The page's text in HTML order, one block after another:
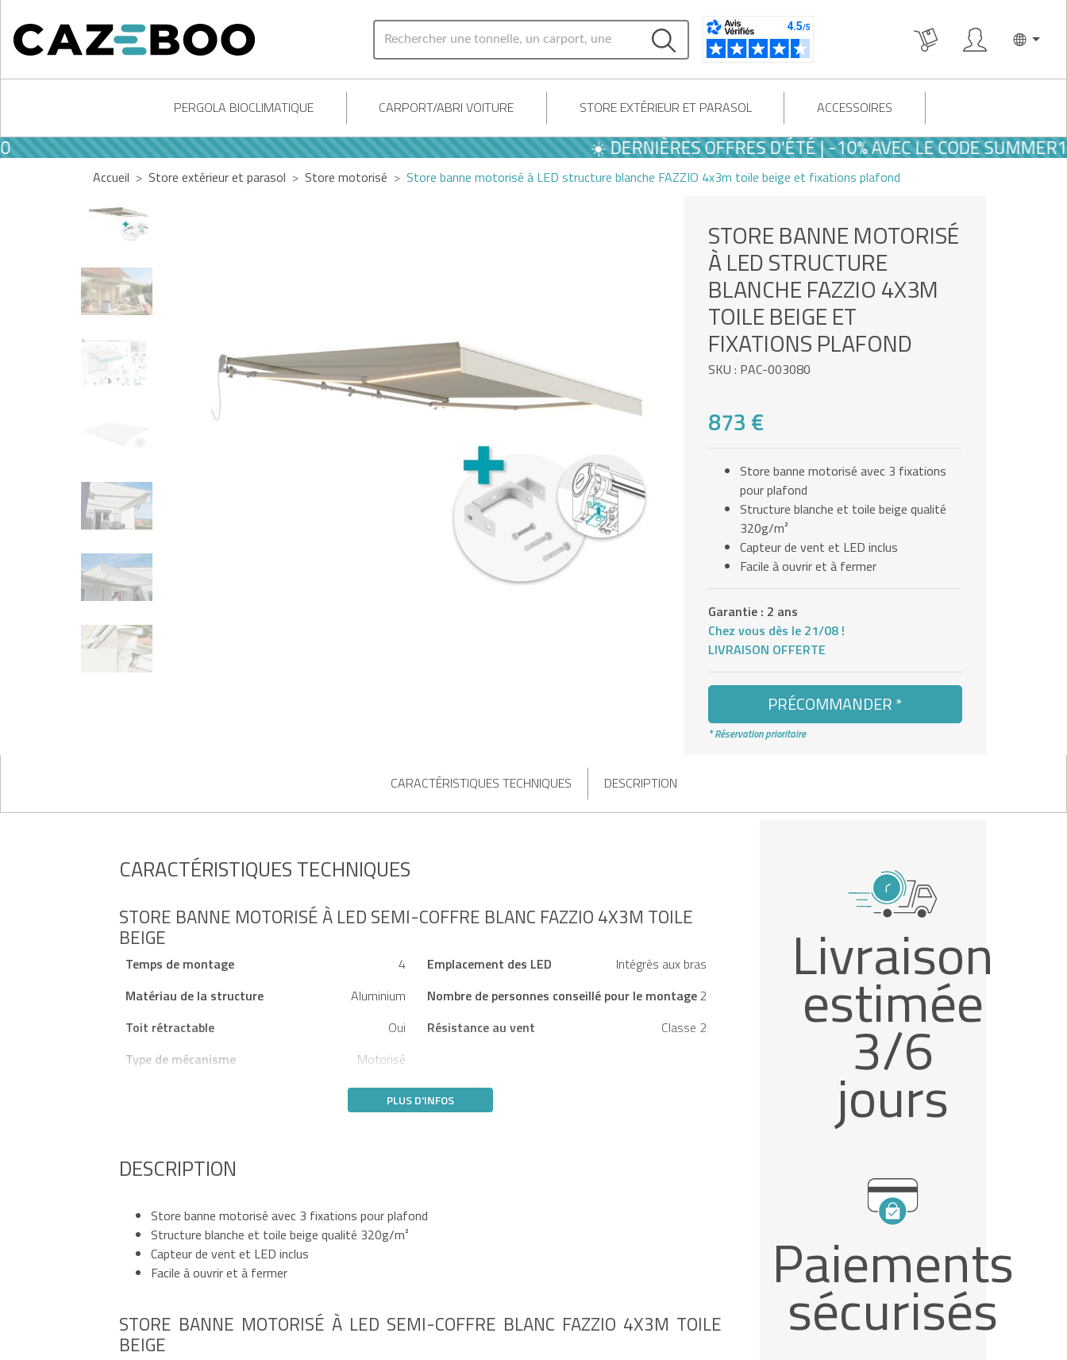
PERGOLA BIOCLIMATIQUE CARPORT/ABRI VOITURE STORE EXTÉRIEUR ET PARASOL ACCESSOIRES
☀️ DERNIÈRES OFFRES D'ÉTÉ | -10% AVEC LE CODE SUMMER10
Accueil Store extérieur et parasol Store motorisé Store banne motorisé à LED structure blanche FAZZIO 4x3m toile beige et fixations plafond
STORE BANNE MOTORISÉ
À LED STRUCTURE
BLANCHE FAZZIO 4X3M
TOILE BEIGE ET
FIXATIONS PLAFOND
SKU : PAC-003080
873 €
Store banne motorisé avec 3 fixations
pour plafond
Structure blanche et toile beige qualité
320g/m²
Capteur de vent et LED inclus
Facile à ouvrir et à fermer
Garantie : 2 ans
Chez vous dès le 21/08 !
LIVRAISON OFFERTE
PRÉCOMMANDER *
* Réservation prioritaire
CARACTÉRISTIQUES TECHNIQUES DESCRIPTION
CARACTÉRISTIQUES TECHNIQUES
STORE BANNE MOTORISÉ À LED SEMI-COFFRE BLANC FAZZIO 4X3M TOILE
BEIGE
Temps de montage 4 Emplacement des LED
Intégrés aux bras
Matériau de la structure
Aluminium Nombre de personnes conseillé pour le montage2
Toit rétractable
Oui Résistance au vent
Classe 2
Type de mécanisme
Motorisé
PLUS D'INFOS
DESCRIPTION
Store banne motorisé avec 3 fixations pour plafond
Structure blanche et toile beige qualité 320g/m²
Capteur de vent et LED inclus
Facile à ouvrir et à fermer
STORE BANNE MOTORISÉ À LED SEMI-COFFRE BLANC FAZZIO 4X3M TOILE
BEIGE
Livraison
estimée
3/6
jours
Paiements
sécurisés